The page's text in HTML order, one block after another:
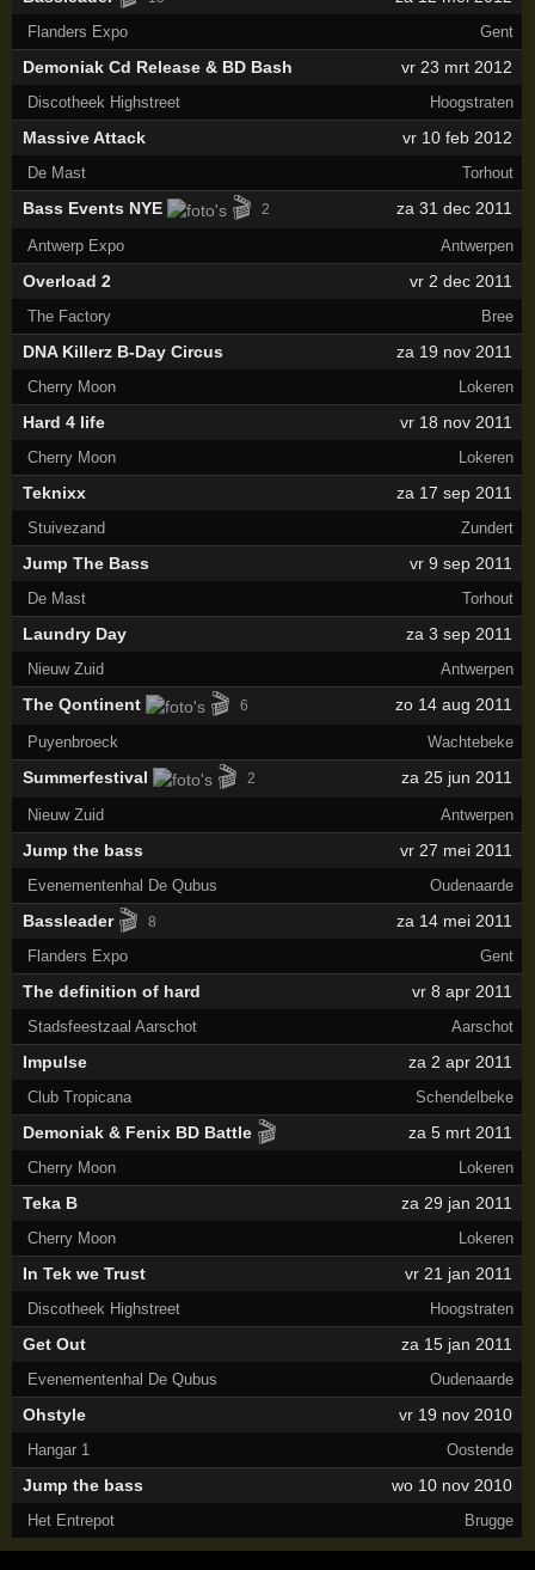
Flanders Expo Gent
Demoniak Cd Release & BD Bash vr 23 mrt 2012
Discotheek Highstreet Hoogstraten
Massive Attack vr 10 feb 2012
De Mast Torhout
Bass Events NYE 🎬 2 za 31 dec 2011
Antwerp Expo Antwerpen
Overload 2 vr 2 dec 2011
The Factory Bree
DNA Killerz B-Day Circus za 19 nov 2011
Cherry Moon Lokeren
Hard 4 life vr 18 nov 2011
Cherry Moon Lokeren
Teknixx za 17 sep 2011
Stuivezand Zundert
Jump The Bass vr 9 sep 2011
De Mast Torhout
Laundry Day za 3 sep 2011
Nieuw Zuid Antwerpen
The Qontinent 🎬 6 zo 14 aug 2011
Puyenbroeck Wachtebeke
Summerfestival 🎬 2 za 25 jun 2011
Nieuw Zuid Antwerpen
Jump the bass vr 27 mei 2011
Evenementenhal De Qubus Oudenaarde
Bassleader 🎬 8 za 14 mei 2011
Flanders Expo Gent
The definition of hard vr 8 apr 2011
Stadsfeestzaal Aarschot Aarschot
Impulse za 2 apr 2011
Club Tropicana Schendelbeke
Demoniak & Fenix BD Battle 🎬 za 5 mrt 2011
Cherry Moon Lokeren
Teka B za 29 jan 2011
Cherry Moon Lokeren
In Tek we Trust vr 21 jan 2011
Discotheek Highstreet Hoogstraten
Get Out za 15 jan 2011
Evenementenhal De Qubus Oudenaarde
Ohstyle vr 19 nov 2010
Hangar 1 Oostende
Jump the bass wo 10 nov 2010
Het Entrepot Brugge